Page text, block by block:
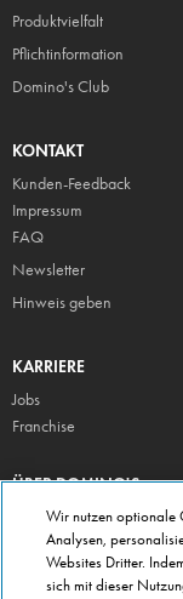
Produktvielfalt
Pflichtinformation
Domino's Club
KONTAKT
Kunden-Feedback
Impressum
FAQ
Newsletter
Hinweis geben
KARRIERE
Jobs
Franchise
ÜBER DOMINO'S
Storesuche
Presse
Domino's App
Wir nutzen optionale
Analysen,
Websites Dritter.
sich mit dieser